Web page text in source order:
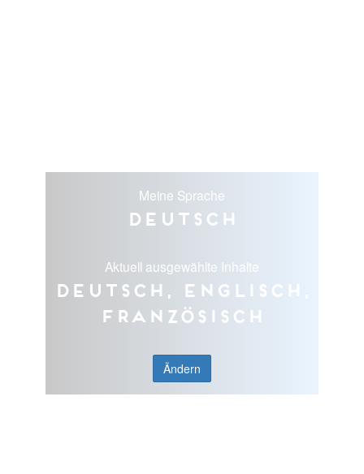
Meine Sprache
Deutsch
Aktuell ausgewählte Inhalte
Deutsch, Englisch,
Französisch
Ändern